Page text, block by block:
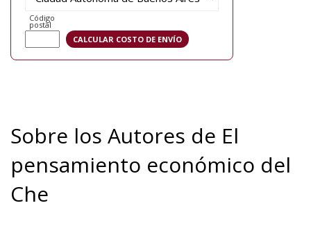
Código
postal
Sobre los Autores de El
pensamiento económico del
Che